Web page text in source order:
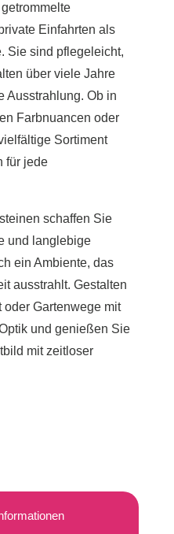
Einfahrten als
Sie sind pflegeleicht,
über viele Jahre
Ausstrahlung. Ob in
Farbnuancen oder
Sortiment
für jede
schaffen Sie
und langlebige
ein Ambiente, das
ausstrahlt. Gestalten
oder Gartenwege mit
und genießen Sie
mit zeitloser